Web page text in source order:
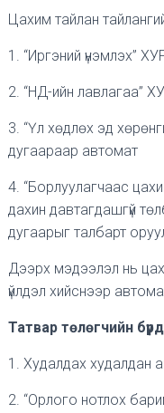
Цахим тайлан
1. “Иргэний үнэмлэх”
2. “НД-ийн лавлагаа”
3. “Үл хөдлөх эд
дугаараар автомат
4. “Борлуулагчаас
дахин давтагдашгүй
дугаарыг талбарт
Дээрх мэдээлэл нь
үйлдэл хийснээр
Татвар төлөгчийн
1. Худалдах худалдан
2. “Орлого нотлох